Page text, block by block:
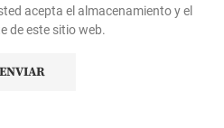
acepta el almacenamiento y el
de este sitio web.